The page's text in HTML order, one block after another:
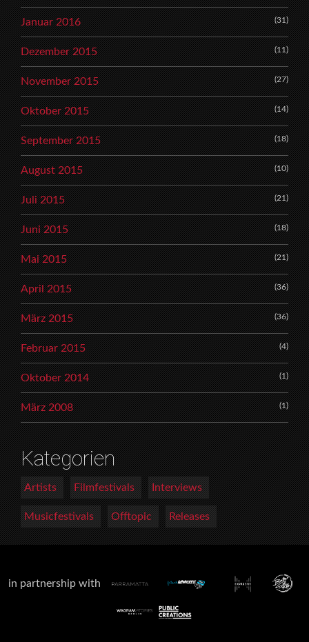
Januar 2016 (31)
Dezember 2015 (11)
November 2015 (27)
Oktober 2015 (14)
September 2015 (18)
August 2015 (10)
Juli 2015 (21)
Juni 2015 (18)
Mai 2015 (21)
April 2015 (36)
März 2015 (36)
Februar 2015 (4)
Oktober 2014 (1)
März 2008 (1)
Kategorien
Artists Filmfestivals Interviews
Musicfestivals Offtopic Releases
in partnership with